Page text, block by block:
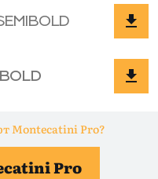
Montecatini Pro?
Pro